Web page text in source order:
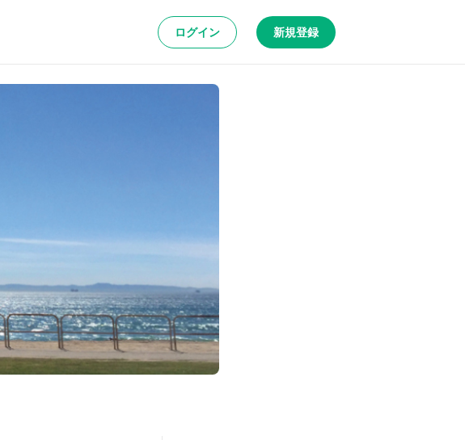
ログイン 新規登録